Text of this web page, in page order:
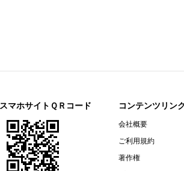
2026年12月期第２四半期（中間期）決
（開示事項の経過）株式会社マックビ
リガク・ホールディングス(268A)
2026年12月期第２四半期（中間期）決
エプコ(2311)
2026年12月期第2四半期決算説明資料
スマホサイトＱＲコード コンテンツリンク
会社概要
ご利用規約
著作権